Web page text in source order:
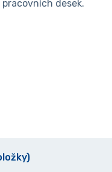
desek.